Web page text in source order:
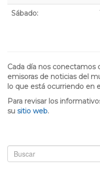
Sábado:
Cada día nos conectamos
emisoras de noticias del
lo que está ocurriendo en
Para revisar los
su sitio web.
Formulario